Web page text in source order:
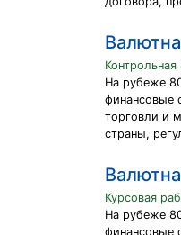
На рубеже
финансовые
торговли и
страны,
Курсовая
На рубеже
финансовые